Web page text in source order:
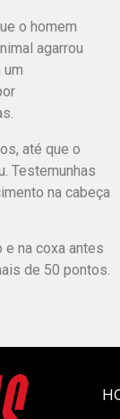
o homem
agarrou
até que o
Testemunhas
na cabeça
na coxa antes
de 50 pontos.